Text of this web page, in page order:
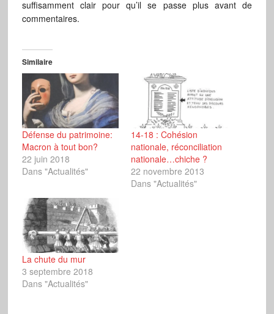
suffisamment clair pour qu’il se passe plus avant de
commentaires.
Similaire
Défense du patrimoine:
Macron à tout bon?
22 juin 2018
Dans "Actualités"
14-18 : Cohésion
nationale, réconciliation
nationale…chiche ?
22 novembre 2013
Dans "Actualités"
La chute du mur
3 septembre 2018
Dans "Actualités"